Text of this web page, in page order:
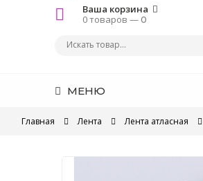
Ваша корзина
0 товаров —0
МЕНЮ
Главная Лента Лента атласная